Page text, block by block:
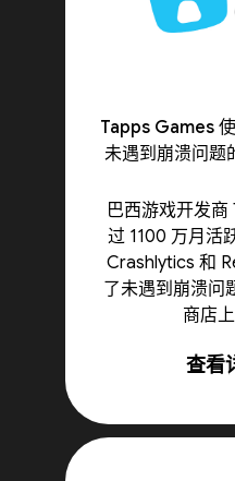
Tapps Games
未遇到崩溃问题
巴西游戏开发
过 1100 万月活
Crashlytics 和
了未遇到崩溃问
商店
查看